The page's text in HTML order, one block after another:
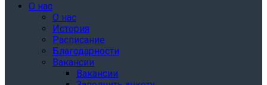
О нас
О нас
История
Расписание
Благодарности
Вакансии
Вакансии